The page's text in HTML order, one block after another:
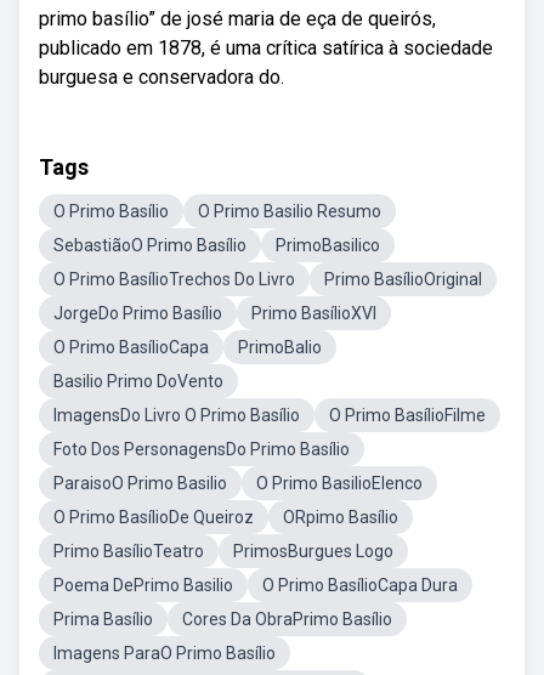
primo basílio” de josé maria de eça de queirós,
publicado em 1878, é uma crítica satírica à sociedade
burguesa e conservadora do.
Tags
O Primo Basílio
O Primo Basilio Resumo
SebastiãoO Primo Basílio
PrimoBasilico
O Primo BasílioTrechos Do Livro
Primo BasílioOriginal
JorgeDo Primo Basílio
Primo BasílioXVI
O Primo BasílioCapa
PrimoBalio
Basilio Primo DoVento
ImagensDo Livro O Primo Basílio
O Primo BasílioFilme
Foto Dos PersonagensDo Primo Basílio
ParaisoO Primo Basilio
O Primo BasilioElenco
O Primo BasílioDe Queiroz
ORpimo Basílio
Primo BasílioTeatro
PrimosBurgues Logo
Poema DePrimo Basilio
O Primo BasílioCapa Dura
Prima Basílio
Cores Da ObraPrimo Basílio
Imagens ParaO Primo Basílio